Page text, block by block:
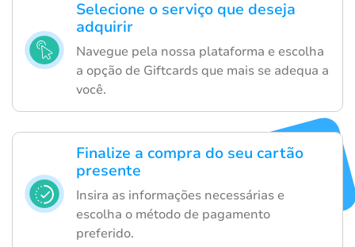
Selecione o serviço que deseja
adquirir
Navegue pela nossa plataforma e escolha
a opção de Giftcards que mais se adequa a
você.
Finalize a compra do seu cartão
presente
Insira as informações necessárias e
escolha o método de pagamento
preferido.